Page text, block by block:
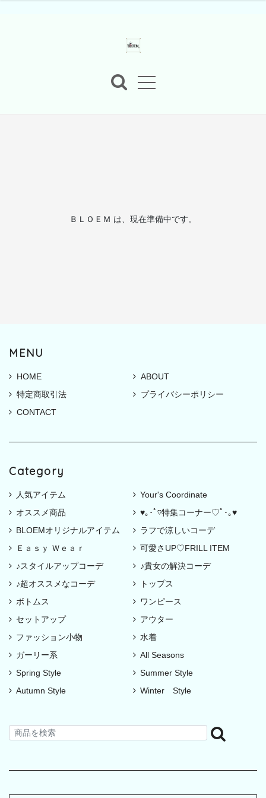
ＢＬＯＥＭ は、現在準備中です。
MENU
HOME
ABOUT
特定商取引法
プライバシーポリシー
CONTACT
Category
人気アイテム
Your's Coordinate
オススメ商品
♥｡･ﾟ♡特集コーナー♡ﾟ･｡♥
BLOEMオリジナルアイテム
ラフで涼しいコーデ
Ｅａｓｙ Ｗｅａｒ
可愛さUP♡FRILL ITEM
♪スタイルアップコーデ
♪貴女の解決コーデ
♪超オススメなコーデ
トップス
ボトムス
ワンピース
セットアップ
アウター
ファッション小物
水着
ガーリー系
All Seasons
Spring Style
Summer Style
Autumn Style
Winter Style